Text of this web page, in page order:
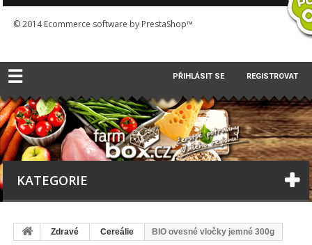
© 2014Ecommerce software by PrestaShop™
☰ PŘIHLÁSIT SE REGISTROVAT
KATEGORIE
Zdravé Cereálie BIO ovesné vločky jemné 300g